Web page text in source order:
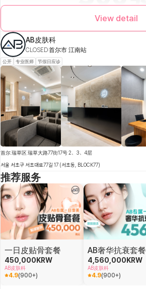
View detail
AB皮肤科
CLOSED首尔市 江南站
公开 专业医师 节假日应诊
首尔 瑞草区 瑞草大路77街17号 2、3、4层
서울 서초구 서초대로77길 17 (서초동, BLOCK77)
推荐服务
一日皮贴骨套餐
450,000 KRW
AB皮肤科
4.9(900+)
AB奢华抗衰套餐
4,560,000 KRW
AB皮肤科
4.9(900+)